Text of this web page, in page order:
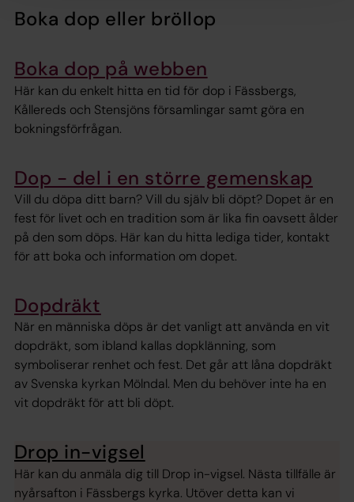
Boka dop eller bröllop
Boka dop på webben
Här kan du enkelt hitta en tid för dop i Fässbergs,
Kållereds och Stensjöns församlingar samt göra en
bokningsförfrågan.
Dop - del i en större gemenskap
Vill du döpa ditt barn? Vill du själv bli döpt? Dopet är en
fest för livet och en tradition som är lika fin oavsett ålder
på den som döps. Här kan du hitta lediga tider, kontakt
för att boka och information om dopet.
Dopdräkt
När en människa döps är det vanligt att använda en vit
dopdräkt, som ibland kallas dopklänning, som
symboliserar renhet och fest. Det går att låna dopdräkt
av Svenska kyrkan Mölndal. Men du behöver inte ha en
vit dopdräkt för att bli döpt.
Drop in-vigsel
Här kan du anmäla dig till Drop in-vigsel. Nästa tillfälle är
nyårsafton i Fässbergs kyrka. Utöver detta kan vi